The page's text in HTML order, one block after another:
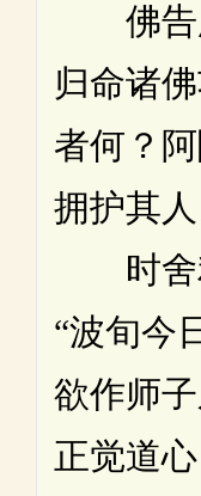
佛告
归命诸
者何？
拥护其
时舍
“波旬今
欲作师
正觉道